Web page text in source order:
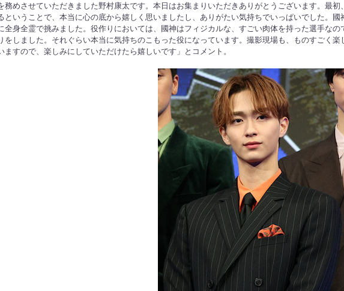
務めさせていただきました野村康太です。本日はお集まりいただきありがとうございます。最
ということで、本当に心の底から嬉しく思いましたし、ありがたい気持ちでいっぱいでした。
身全霊で挑みました。役作りにおいては、國神はフィジカルな、すごい肉体を持った選手な
をしました。それぐらい本当に気持ちのこもった役になっています。撮影現場も、ものすごく
すので、楽しみにしていただけたら嬉しいです」とコメント。